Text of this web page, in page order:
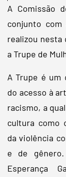
A Comissão
conjunto com
realizou nesta
a Trupe de
A Trupe é um
do acesso à
racismo, a
cultura como
da violência
e de gênero.
Esperança